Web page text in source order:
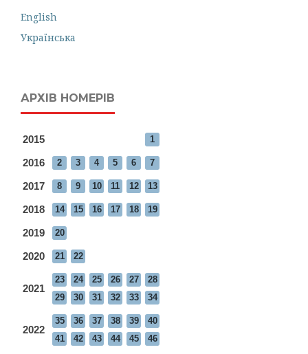
English
Українська
АРХІВ НОМЕРІВ
2015 1
2016 2 3 4 5 6 7
2017 8 9 10 11 12 13
2018 14 15 16 17 18 19
2019 20
2020 21 22
2021
23 24 25 26 27
28
29
30 31 32 33 34
2022
35 36 37 38 39
40
41
42 43 44 45 46